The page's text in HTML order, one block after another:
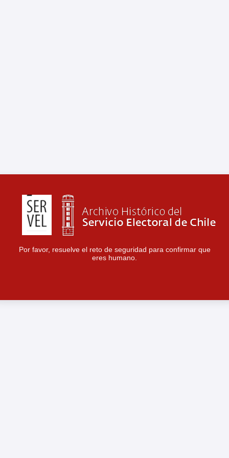
Por favor, resuelve el reto de seguridad para confirmar que
eres humano.